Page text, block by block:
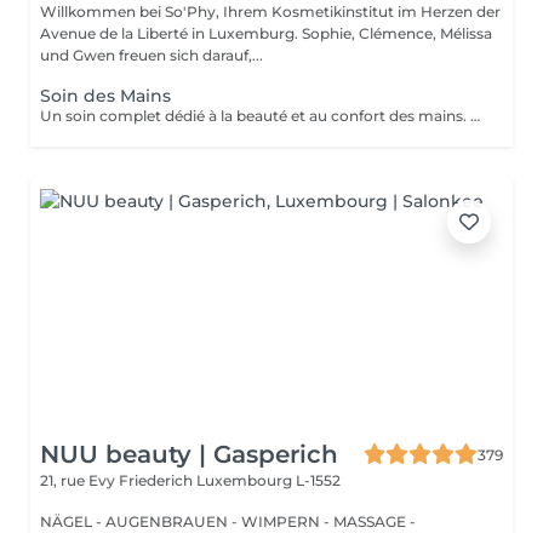
Willkommen bei So'Phy, Ihrem Kosmetikinstitut im Herzen der
Avenue de la Liberté in Luxemburg. Sophie, Clémence, Mélissa
und Gwen freuen sich darauf,...
Soin des Mains
Un soin complet dédié à la beauté et au confort des mains. Le soin débute par une exfoliation douce afin d'affiner le grain de peau et révéler son éclat naturel. Les mains sont ensuite enveloppées dans un masque hydratant et nourrissant pour une action en profondeur. Pendant ce temps, les ongles sont soigneusement travaillés afin de leur redonner une forme nette et harmonieuse. Le soin se termine par un massage relaxant des mains, procurant une sensation immédiate de confort et de détente. Les mains sont plus douces, la peau nourrie et les ongles parfaitement soignés. Le vernis classique n'est pas proposé à l'institut. Si vous le souhaitez, nous pouvons toutefois réaliser la pose avec votre propre vernis en sélectionnant l'option correspondante.
NUU beauty | Gasperich
379
21, rue Evy Friederich Luxembourg L-1552
NÄGEL - AUGENBRAUEN - WIMPERN - MASSAGE -